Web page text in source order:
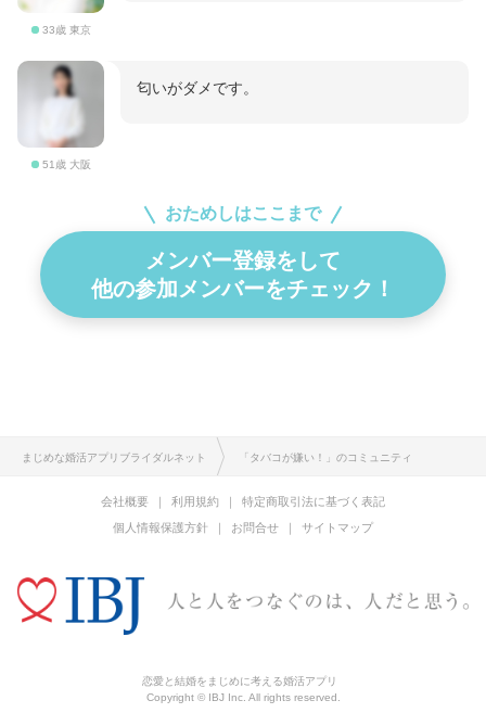
33歳 東京
51歳 大阪
匂いがダメです。
おためしはここまで
メンバー登録をして
他の参加メンバーをチェック！
まじめな婚活アプリブライダルネット 「タバコが嫌い！」のコミュニティ
会社概要 利用規約
特定商取引法に基づく表記
個人情報保護方針
お問合せ サイトマップ
恋愛と結婚をまじめに考える婚活アプリ
Copyright © IBJ Inc. All rights reserved.